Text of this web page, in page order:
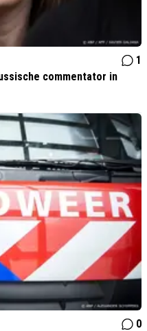
1
commentator in
0